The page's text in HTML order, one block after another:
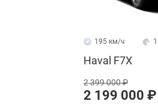
спортивный
195 км/ч
Haval F7X
2 399 000 ₽
2 199 000 ₽